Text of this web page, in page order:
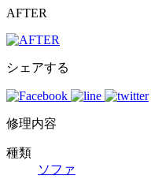
AFTER
シェアする
修理内容
種類
ソファ